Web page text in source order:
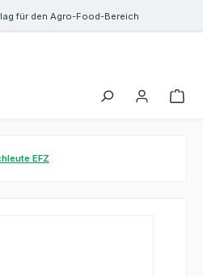
für den Agro-Food-Bereich
EFZ